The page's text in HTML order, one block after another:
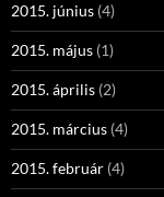
2015. június (4)
2015. május (1)
2015. április (2)
2015. március (4)
2015. február (4)